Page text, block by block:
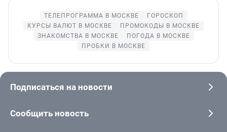
ТЕЛЕПРОГРАММА В МОСКВЕ
ГОРОСКОП
КУРСЫ ВАЛЮТ В МОСКВЕ
ПРОМОКОДЫ В МОСКВЕ
ЗНАКОМСТВА В МОСКВЕ
ПОГОДА В МОСКВЕ
ПРОБКИ В МОСКВЕ
Подписаться на новости
Сообщить новость